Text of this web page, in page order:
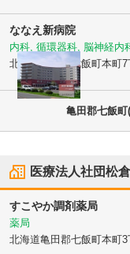
ななえ新病院
内科, 循環器科, 脳神経内
北海道亀田郡七飯町本町7
亀田郡七飯
医療法人社団松
すこやか調剤薬局
薬局
北海道亀田郡七飯町本町3